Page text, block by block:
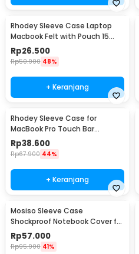
Rhodey Sleeve Case Laptop
Macbook Felt with Pouch 15
Inch - AK01
Rp26.500
Rp50.900 48%
+ Keranjang
Rhodey Sleeve Case for
MacBook Pro Touch Bar
Neoprene with Pouch 14 Inch -
YG6005
Rp38.600
Rp67.900 44%
+ Keranjang
Mosiso Sleeve Case
Shockproof Notebook Cover for
Laptop 15.6 Inch - C0412
Rp57.000
Rp95.900 41%